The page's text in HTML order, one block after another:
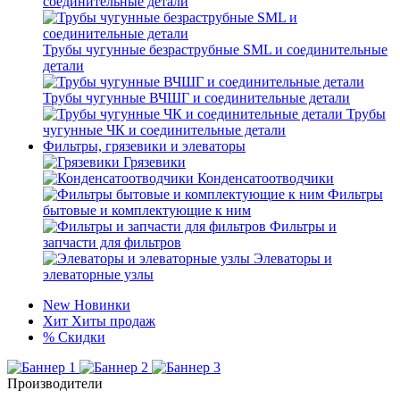
Трубы чугунные безраструбные SML и соединительные
детали
Трубы чугунные ВЧШГ и соединительные детали
Трубы
чугунные ЧК и соединительные детали
Фильтры, грязевики и элеваторы
Грязевики
Конденсатоотводчики
Фильтры
бытовые и комплектующие к ним
Фильтры и
запчасти для фильтров
Элеваторы и
элеваторные узлы
New Новинки
Хит Хиты продаж
% Скидки
Производители